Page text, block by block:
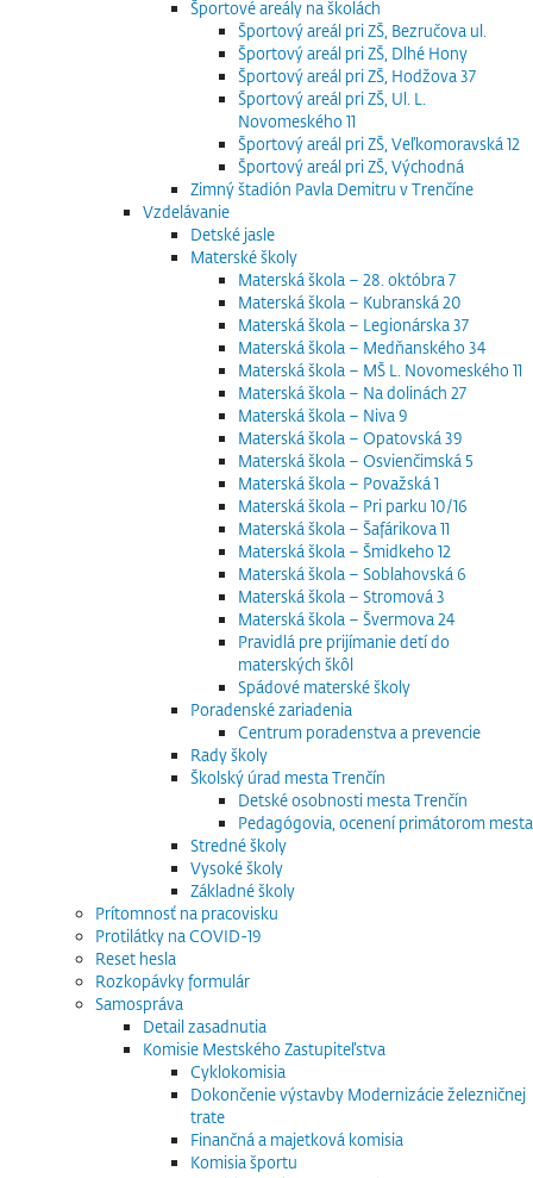
Športové areály na školách
Športový areál pri ZŠ, Bezručova ul.
Športový areál pri ZŠ, Dlhé Hony
Športový areál pri ZŠ, Hodžova 37
Športový areál pri ZŠ, Ul. L.
Novomeského 11
Športový areál pri ZŠ, Veľkomoravská 12
Športový areál pri ZŠ, Východná
Zimný štadión Pavla Demitru v Trenčíne
Vzdelávanie
Detské jasle
Materské školy
Materská škola – 28. októbra 7
Materská škola – Kubranská 20
Materská škola – Legionárska 37
Materská škola – Medňanského 34
Materská škola – MŠ L. Novomeského 11
Materská škola – Na dolinách 27
Materská škola – Niva 9
Materská škola – Opatovská 39
Materská škola – Osvienčimská 5
Materská škola – Považská 1
Materská škola – Pri parku 10/16
Materská škola – Šafárikova 11
Materská škola – Šmidkeho 12
Materská škola – Soblahovská 6
Materská škola – Stromová 3
Materská škola – Švermova 24
Pravidlá pre prijímanie detí do
materských škôl
Spádové materské školy
Poradenské zariadenia
Centrum poradenstva a prevencie
Rady školy
Školský úrad mesta Trenčín
Detské osobnosti mesta Trenčín
Pedagógovia, ocenení primátorom mesta
Stredné školy
Vysoké školy
Základné školy
Prítomnosť na pracovisku
Protilátky na COVID-19
Reset hesla
Rozkopávky formulár
Samospráva
Detail zasadnutia
Komisie Mestského Zastupiteľstva
Cyklokomisia
Dokončenie výstavby Modernizácie železničnej
trate
Finančná a majetková komisia
Komisia športu